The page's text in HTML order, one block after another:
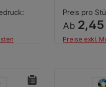
Preis pro
Ab
Preise exkl.